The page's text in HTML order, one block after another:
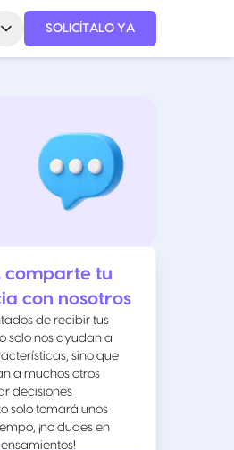
SOLICÍTALO YA
comparte tu
con nosotros
de recibir tus
solo nos ayudan a
sino que
a muchos otros
decisiones
solo tomará unos
¡no dudes en